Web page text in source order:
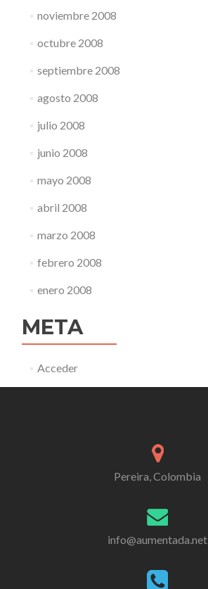
noviembre 2008
octubre 2008
septiembre 2008
agosto 2008
julio 2008
junio 2008
mayo 2008
abril 2008
marzo 2008
febrero 2008
enero 2008
META
Acceder
Pereira, Colombia
info@aumentada.net